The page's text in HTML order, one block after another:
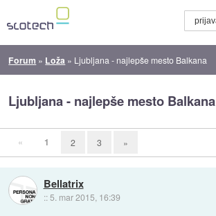
Forum » Loža » Ljubljana - najlepše mesto Balkana
Ljubljana - najlepše mesto Balkana
« 1 2 3 »
Bellatrix
:: 5. mar 2015, 16:39